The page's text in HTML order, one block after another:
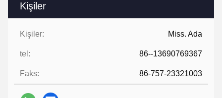
Kişiler
Kişiler: Miss. Ada
tel: 86--13690769367
Faks: 86-757-23321003